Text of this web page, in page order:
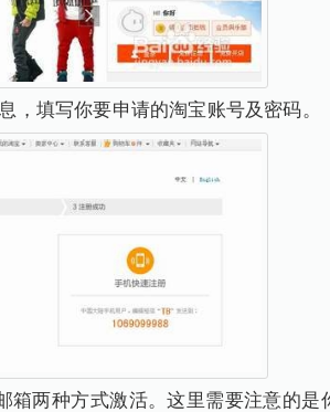
，填写你要申请的淘宝账号及密码。
箱两种方式激活。这里需要注意的是